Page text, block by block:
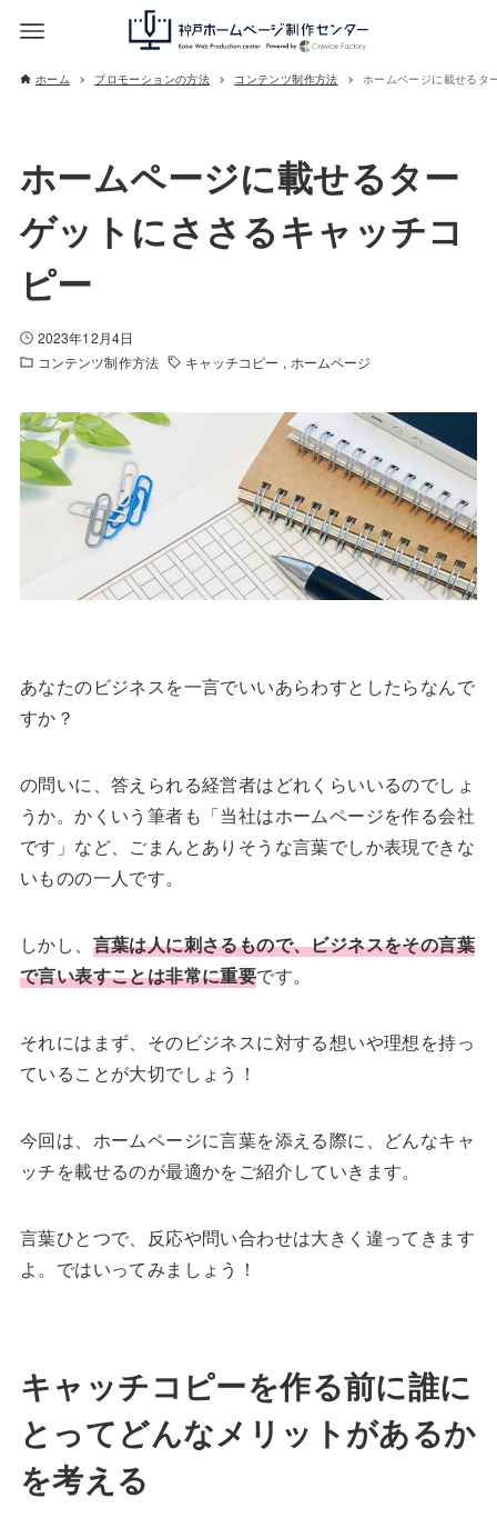
ホーム プロモーションの方法 コンテンツ制作方法 ホームページに載せるタ
ホームページに載せるター
ゲットにささるキャッチコ
ピー
2023年12月4日
コンテンツ制作方法
キャッチコピー ホームページ
あなたのビジネスを一言でいいあらわすとしたらなんで
すか？
の問いに、答えられる経営者はどれくらいいるのでしょ
うか。かくいう筆者も「当社はホームページを作る会社
です」など、ごまんとありそうな言葉でしか表現できな
いものの一人です。
しかし、 言葉は人に刺さるもので、ビジネスをその言葉
で言い表すことは非常に重要です。
それにはまず、そのビジネスに対する想いや理想を持っ
ていることが大切でしょう！
今回は、ホームページに言葉を添える際に、どんなキャ
ッチを載せるのが最適かをご紹介していきます。
言葉ひとつで、反応や問い合わせは大きく違ってきます
よ。ではいってみましょう！
キャッチコピーを作る前に誰に
とってどんなメリットがあるか
を考える